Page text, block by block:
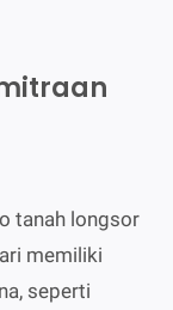
tanah longsor
memiliki
seperti